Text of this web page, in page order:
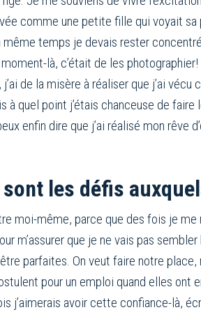
comme une petite fille qui voyait sa
même temps je devais rester
là, c’était de les photographier!
j’ai de la misère à réaliser que j’ai vécu
à quel point j’étais chanceuse de faire
enfin dire que j’ai réalisé mon rêve
sont les défis
moi-même, parce que des fois je
m’assurer que je ne vais pas
parfaites. On veut faire notre
pour un emploi quand elles ont
j’aimerais avoir cette confiance-là,